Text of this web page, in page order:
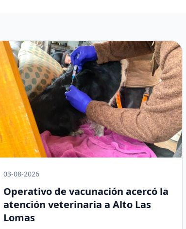
03-08-2026
Operativo de vacunación acercó la
atención veterinaria a Alto Las
Lomas